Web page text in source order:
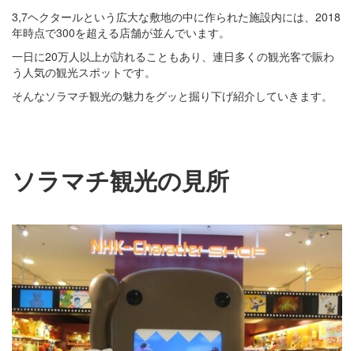
3,7ヘクタールという広大な敷地の中に作られた施設内には、2018
年時点で300を超える店舗が並んでいます。
一日に20万人以上が訪れることもあり、連日多くの観光客で賑わ
う人気の観光スポットです。
そんなソラマチ観光の魅力をグッと掘り下げ紹介していきます。
ソラマチ観光の見所